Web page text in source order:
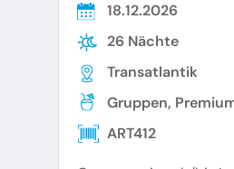
18.12.2026
26 Nächte
Transatlantik
Gruppen,
ART412